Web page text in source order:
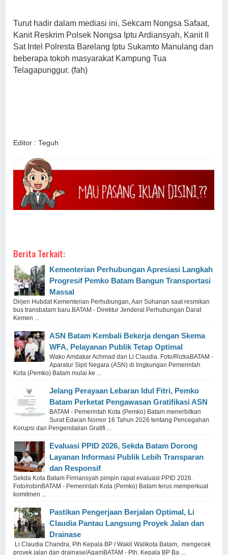
Turut hadir dalam mediasi ini, Sekcam Nongsa Safaat,
Kanit Reskrim Polsek Nongsa Iptu Ardiansyah, Kanit II
Sat Intel Polresta Barelang Iptu Sukamto Manulang dan
beberapa tokoh masyarakat Kampung Tua
Telagapunggur. (fah)
Editor : Teguh
Berita Terkait:
Kementerian Perhubungan Apresiasi Langkah
Progresif Pemko Batam Bangun Transportasi
Massal
Dirjen Hubdat Kementerian Perhubungan, Aan Suhanan saat resmikan
bus transbatam baru.BATAM - Direktur Jenderal Perhubungan Darat
Kemen ...
ASN Batam Kembali Bekerja dengan Skema
WFA, Pelayanan Publik Tetap Optimal
Wako Amdakar Achmad dan Li Claudia. Foto/RizkaBATAM -
Aparatur Sipil Negara (ASN) di lingkungan Pemerintah
Kota (Pemko) Batam mulai ke ...
Jelang Perayaan Lebaran Idul Fitri, Pemko
Batam Perketat Pengawasan Gratifikasi ASN
BATAM - Pemerintah Kota (Pemko) Batam menerbitkan
Surat Edaran Nomor 16 Tahun 2026 tentang Pencegahan
Korupsi dan Pengendalian Gratifi ...
Evaluasi PPID 2026, Sekda Batam Dorong
Layanan Informasi Publik Lebih Transparan
dan Responsif
Sekda Kota Batam Firmansyah pimpin rapat evaluasi PPID 2026.
Foto/robinBATAM - Pemerintah Kota (Pemko) Batam terus memperkuat
komitmen ...
Pastikan Pengerjaan Berjalan Optimal, Li
Claudia Pantau Langsung Proyek Jalan dan
Drainase
Li Claudia Chandra, Plh Kepala BP / Wakil Walikota Batam, mengecek
proyek jalan dan drainase/AgamBATAM - Plh. Kepala BP Ba ...